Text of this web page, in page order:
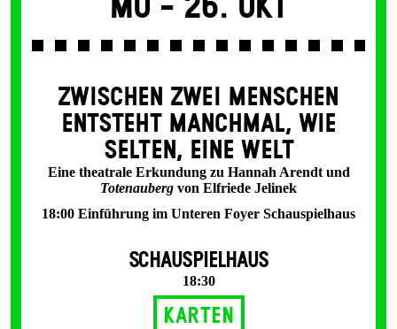
Mo - 26. Okt
ZWISCHEN ZWEI MENSCHEN
ENT­STEHT MANCH­MAL, WIE
SELTEN, EINE WELT
Eine theatrale Erkundung zu Hannah Arendt und
Totenauberg von Elfriede Jelinek
18:00 Einführung im Unteren Foyer Schauspielhaus
SCHAUSPIELHAUS
18:30
Karten